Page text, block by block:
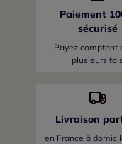
Paiement
sécurisé
Payez comptant
plusieurs
Livraison
en France à